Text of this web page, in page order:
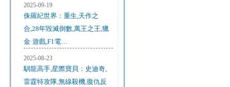
2025-09-19
侏羅紀世界：重生,天作之
合,28年毀滅倒數,萬王之王,獵
金·遊戲,F1電…
2025-08-23
馴龍高手,星際寶貝：史迪奇,
雷霆特攻隊,無線殺機,復仇反